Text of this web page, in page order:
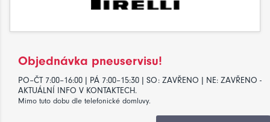
Objednávka pneuservisu!
PO–ČT 7:00–16:00 | PÁ 7:00–15:30 | SO: ZAVŘENO | NE: ZAVŘENO -
AKTUÁLNÍ INFO V KONTAKTECH.
Mimo tuto dobu dle telefonické domluvy.